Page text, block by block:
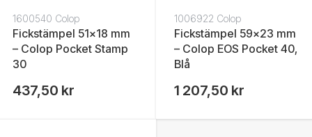
1600540 Colop
Fickstämpel 51x18 mm
– Colop Pocket Stamp
30
437,50 kr
1006922 Colop
Fickstämpel 59x23 mm
– Colop EOS Pocket 40,
Blå
1 207,50 kr